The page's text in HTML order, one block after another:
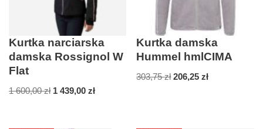
Kurtka narciarska
damska Rossignol W
Flat
1 600,00zł 1 439,00 zł
Kurtka damska
Hummel hmlCIMA
303,75zł 206,25zł